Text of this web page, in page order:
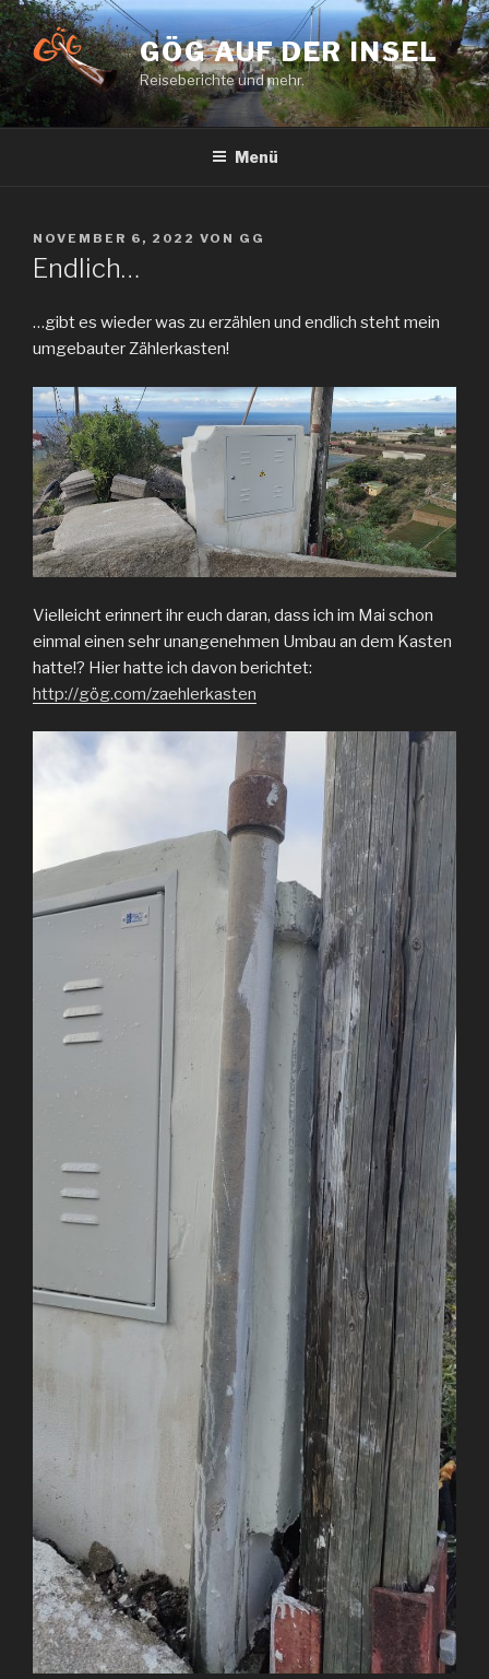
Zum
Inhalt
springen
GÖG AUF DER INSEL
Reiseberichte und mehr.
Menü
VERÖFFENTLICHT
AM
NOVEMBER 6, 2022 VON GG
Endlich…
…gibt es wieder was zu erzählen und endlich steht mein
umgebauter Zählerkasten!
Vielleicht erinnert ihr euch daran, dass ich im Mai schon
einmal einen sehr unangenehmen Umbau an dem Kasten
hatte!? Hier hatte ich davon berichtet:
http://gög.com/zaehlerkasten